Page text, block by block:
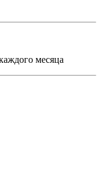
месяца